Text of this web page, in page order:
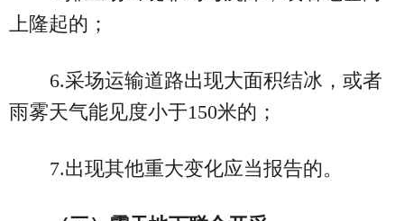
上隆起的；
6.采场运输道路出现大面积结冰，或者
雨雾天气能见度小于150米的；
7.出现其他重大变化应当报告的。